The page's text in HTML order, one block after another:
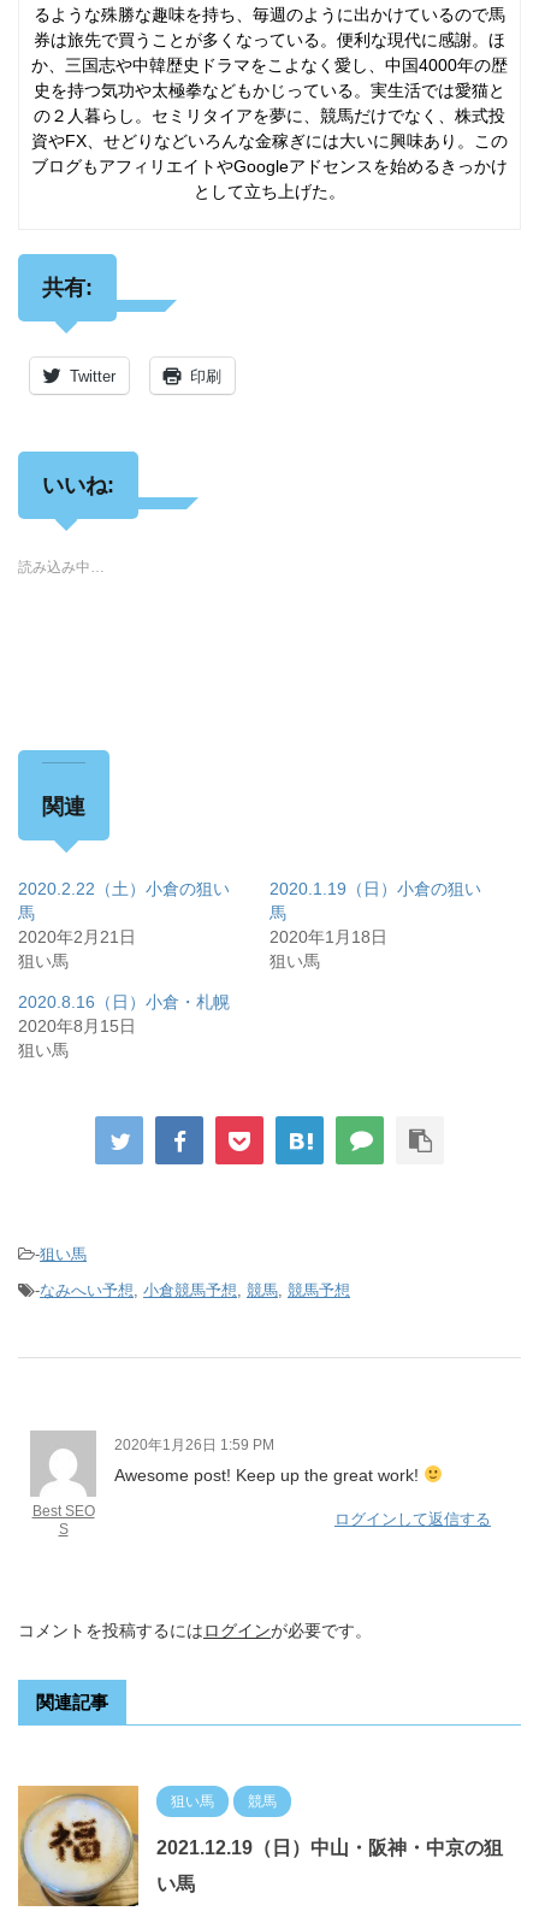
るような殊勝な趣味を持ち、毎週のように出かけているので馬
券は旅先で買うことが多くなっている。便利な現代に感謝。ほ
か、三国志や中韓歴史ドラマをこよなく愛し、中国4000年の歴
史を持つ気功や太極拳などもかじっている。実生活では愛猫と
の２人暮らし。セミリタイアを夢に、競馬だけでなく、株式投
資やFX、せどりなどいろんな金稼ぎには大いに興味あり。この
ブログもアフィリエイトやGoogleアドセンスを始めるきっかけ
として立ち上げた。
共有:
Twitter 印刷
いいね:
読み込み中…
関連
2020.2.22（土）小倉の狙い
馬
2020年2月21日
狙い馬
2020.1.19（日）小倉の狙い
馬
2020年1月18日
狙い馬
2020.8.16（日）小倉・札幌
2020年8月15日
狙い馬
-狙い馬
-なみへい予想, 小倉競馬予想, 競馬, 競馬予想
Best SEO
S
2020年1月26日 1:59 PM
Awesome post! Keep up the great work!
ログインして返信する
コメントを投稿するにはログインが必要です。
関連記事
狙い馬 競馬
2021.12.19（日）中山・阪神・中京の狙
い馬